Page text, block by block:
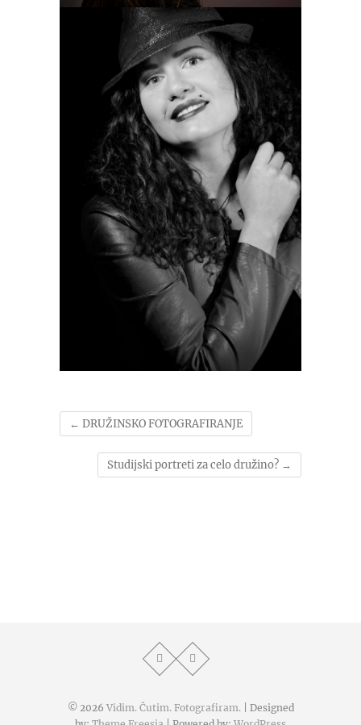
← DRUŽINSKO FOTOGRAFIRANJE
Studijski portreti za celo družino? →
© 2026 Vidim. Čutim. Fotografiram. | Designed